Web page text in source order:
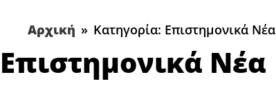
Αρχική » Κατηγορία: Επιστημονικά Νέα
Επιστημονικά Νέα